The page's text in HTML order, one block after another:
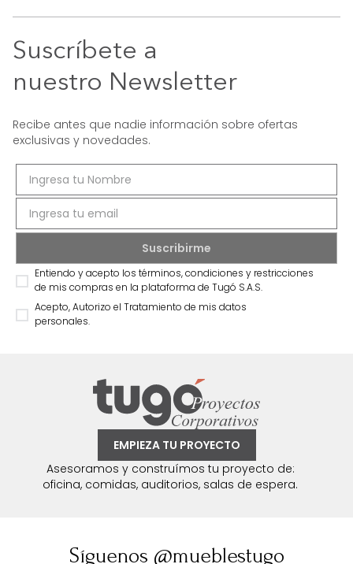
Suscríbete a
nuestro Newsletter
Recibe antes que nadie información sobre ofertas
exclusivas y novedades.
Entiendo y acepto los términos, condiciones y restricciones
de mis compras en la plataforma de Tugó S.A.S.
Acepto, Autorizo el Tratamiento de mis datos
personales.
EMPIEZA TU PROYECTO
Asesoramos y construímos tu proyecto de:
oficina, comidas, auditorios, salas de espera.
Síguenos @mueblestugo